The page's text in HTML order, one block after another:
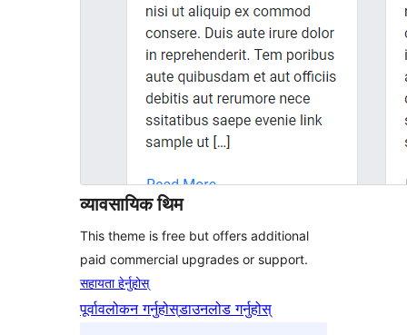
व्यावसायिक थिम
This theme is free but offers additional
paid commercial upgrades or support.
सहायता हेर्नुहोस्
पूर्वावलोकन गर्नुहोस्डाउनलोड गर्नुहोस्